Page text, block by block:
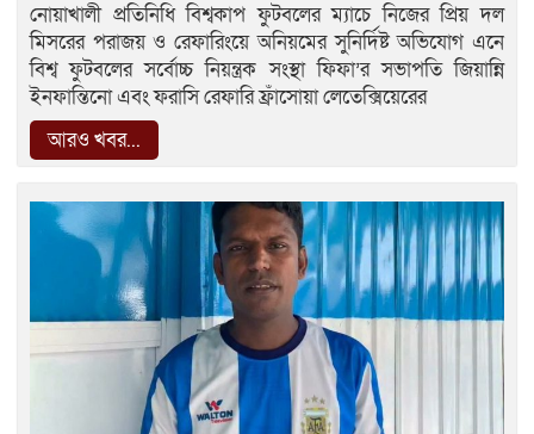
নোয়াখালী প্রতিনিধি বিশ্বকাপ ফুটবলের ম্যাচে নিজের প্রিয় দল
মিসরের পরাজয় ও রেফারিংয়ে অনিয়মের সুনির্দিষ্ট অভিযোগ এনে
বিশ্ব ফুটবলের সর্বোচ্চ নিয়ন্ত্রক সংস্থা ফিফা’র সভাপতি জিয়ান্নি
ইনফান্তিনো এবং ফরাসি রেফারি ফ্রাঁসোয়া লেতেক্সিয়েরের
আরও খবর...